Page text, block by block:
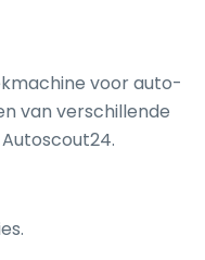
voor auto-
van verschillende